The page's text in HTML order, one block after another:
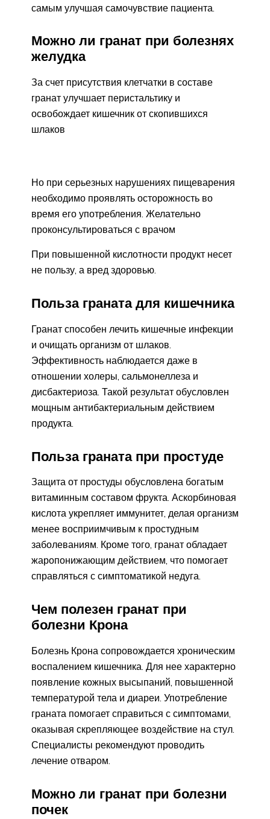
самым улучшая самочувствие пациента.
Можно ли гранат при болезнях
желудка
За счет присутствия клетчатки в составе
гранат улучшает перистальтику и
освобождает кишечник от скопившихся
шлаков
Но при серьезных нарушениях пищеварения
необходимо проявлять осторожность во
время его употребления. Желательно
проконсультироваться с врачом
При повышенной кислотности продукт несет
не пользу, а вред здоровью.
Польза граната для кишечника
Гранат способен лечить кишечные инфекции
и очищать организм от шлаков.
Эффективность наблюдается даже в
отношении холеры, сальмонеллеза и
дисбактериоза. Такой результат обусловлен
мощным антибактериальным действием
продукта.
Польза граната при простуде
Защита от простуды обусловлена богатым
витаминным составом фрукта. Аскорбиновая
кислота укрепляет иммунитет, делая организм
менее восприимчивым к простудным
заболеваниям. Кроме того, гранат обладает
жаропонижающим действием, что помогает
справляться с симптоматикой недуга.
Чем полезен гранат при
болезни Крона
Болезнь Крона сопровождается хроническим
воспалением кишечника. Для нее характерно
появление кожных высыпаний, повышенной
температурой тела и диареи. Употребление
граната помогает справиться с симптомами,
оказывая скрепляющее воздействие на стул.
Специалисты рекомендуют проводить
лечение отваром.
Можно ли гранат при болезни
почек